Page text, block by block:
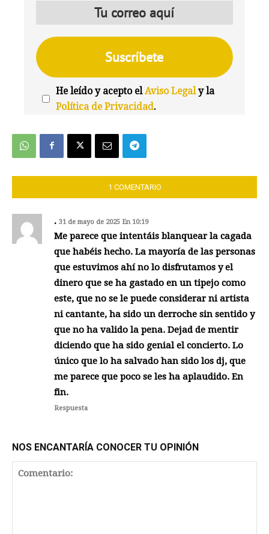
He leído y acepto elAviso Legaly la
Política de Privacidad.
1 COMENTARIO
. 31 de mayo de 2025 En 10:19
Me parece que intentáis blanquear la cagada
que habéis hecho. La mayoría de las personas
que estuvimos ahí no lo disfrutamos y el
dinero que se ha gastado en un tipejo como
este, que no se le puede considerar ni artista
ni cantante, ha sido un derroche sin sentido y
que no ha valido la pena. Dejad de mentir
diciendo que ha sido genial el concierto. Lo
único que lo ha salvado han sido los dj, que
me parece que poco se les ha aplaudido. En
fin.
Respuesta
NOS ENCANTARÍA CONOCER TU OPINIÓN